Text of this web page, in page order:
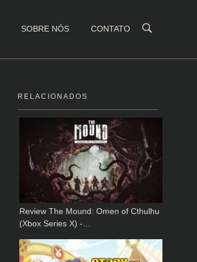
SOBRE NÓS CONTATO
RELACIONADOS
Review The Mound: Omen of Cthulhu
(Xbox Series X) -…